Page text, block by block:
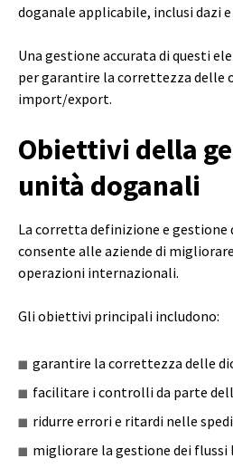
doganale applicabile, inclusi dazi
Una gestione accurata di questi
per garantire la correttezza delle
import/export.
Obiettivi della
unità doganali
La corretta definizione e gestione
consente alle aziende di
operazioni internazionali.
Gli obiettivi principali includono:
garantire la correttezza delle
facilitare i controlli da parte
ridurre errori e ritardi nelle
migliorare la gestione dei